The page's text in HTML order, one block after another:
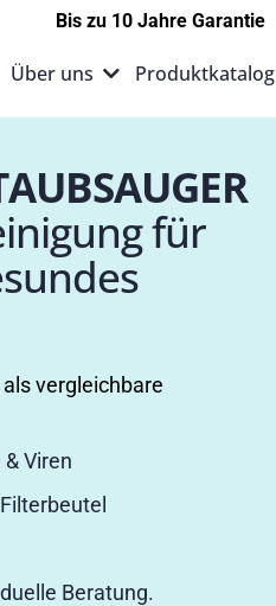
Bis zu 10 Jahre Garantie
Über uns Produktkatalog
für
vergleichbare
Viren
Beratung.